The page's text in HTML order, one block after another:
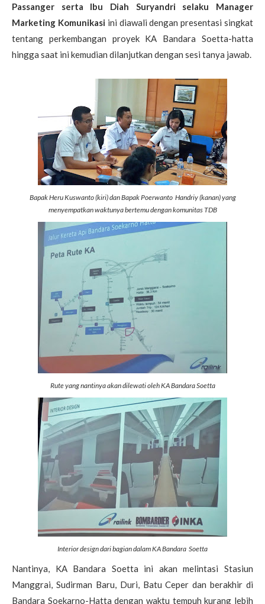
Passanger serta Ibu Diah Suryandri selaku Manager
Marketing Komunikasi ini diawali dengan presentasi singkat
tentang perkembangan proyek KA Bandara Soetta-hatta
hingga saat ini kemudian dilanjutkan dengan sesi tanya jawab.
Bapak Heru Kuswanto (kiri) dan Bapak Poerwanto Handriy (kanan) yang
menyempatkan waktunya bertemu dengan komunitas TDB
Rute yang nantinya akan dilewati oleh KA Bandara Soetta
Interior design dari bagian dalam KA Bandara Soetta
Nantinya, KA Bandara Soetta ini akan melintasi Stasiun
Manggrai, Sudirman Baru, Duri, Batu Ceper dan berakhir di
Bandara Soekarno-Hatta dengan waktu tempuh kurang lebih